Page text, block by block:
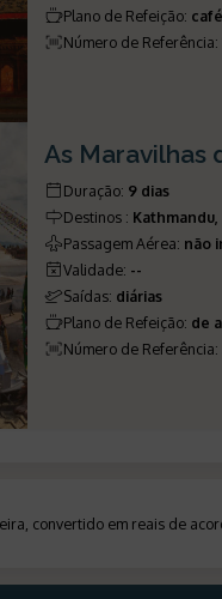
Plano de Refeição:
Número de Referência:
As Maravilhas
Duração: 9 dias
Destinos :
Passagem Aérea: não
Validade: --
Saídas: diárias
Plano de Refeição: de
Número de Referência:
convertido em reais de